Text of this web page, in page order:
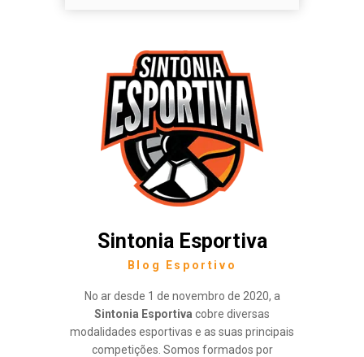
Sintonia Esportiva
Blog Esportivo
No ar desde 1 de novembro de 2020, a
Sintonia Esportiva cobre diversas
modalidades esportivas e as suas principais
competições. Somos formados por